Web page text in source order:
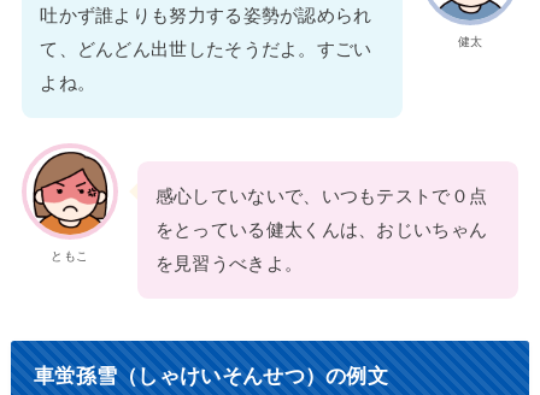
健太
吐かず誰よりも努力する姿勢が認められ
て、どんどん出世したそうだよ。すごい
よね。
ともこ
感心していないで、いつもテストで０点
をとっている健太くんは、おじいちゃん
を見習うべきよ。
車蛍孫雪（しゃけいそんせつ）の例文